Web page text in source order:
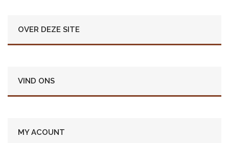
OVER DEZE SITE
VIND ONS
MY ACOUNT